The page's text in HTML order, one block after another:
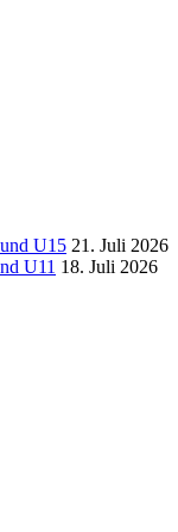
U15 21. Juli 2026
U11 18. Juli 2026